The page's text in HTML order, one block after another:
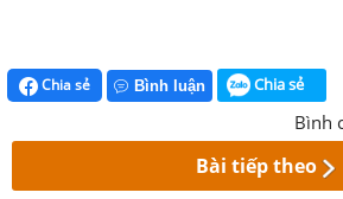
Chia sẻ Bình luận Chia sẻ
Bình
Bài tiếp theo